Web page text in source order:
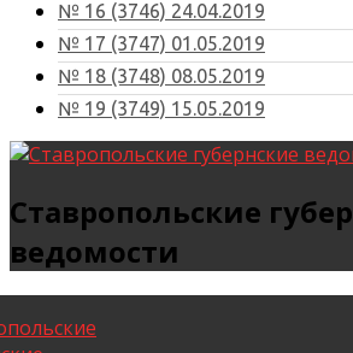
№ 16 (3746) 24.04.2019
№ 17 (3747) 01.05.2019
№ 18 (3748) 08.05.2019
№ 19 (3749) 15.05.2019
Ставропольские
ведомости